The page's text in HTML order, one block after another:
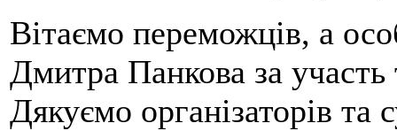
Вітаємо переможців, а
Дмитра Панкова за
Дякуємо організаторів та